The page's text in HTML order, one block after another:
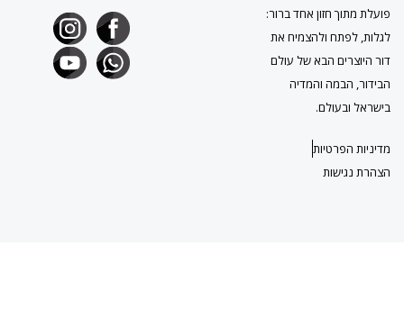
חזון אחד ברור:
ולהצמיח את
הבא של עולם
והמדיה